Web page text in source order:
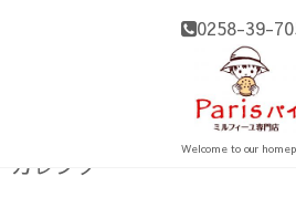
0258-39-
Welcome to our
カレンダー